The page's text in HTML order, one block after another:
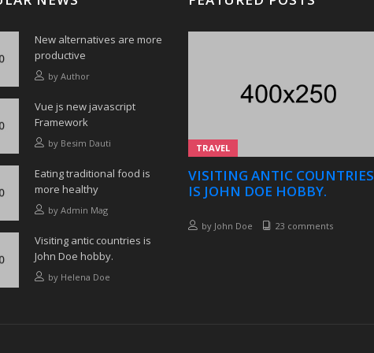
New alternatives are more
productive
by Author
Vue js new javascript
Framework
by Besim Dauti
Eating traditional food is
more healthy
by Admin Mag
Visiting antic countries is
John Doe hobby.
by Helena Doe
TRAVEL
VISITING ANTIC COUNTRIES
IS JOHN DOE HOBBY.
by John Doe 23 comments